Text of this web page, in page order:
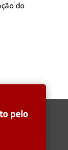
do
pelo